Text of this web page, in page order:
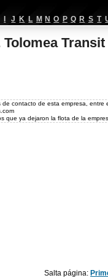
J K L M N O P Q R S T
Transit
de contacto de esta empresa, entre
que ya dejaron la flota de la
Salta página: